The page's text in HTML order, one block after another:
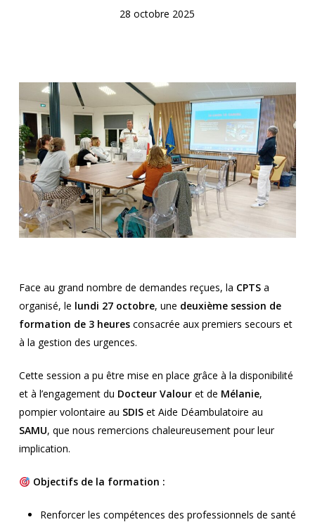
28 octobre 2025
Face au grand nombre de demandes reçues, la CPTSa
organisé, le lundi 27 octobre, une deuxième session de
formation de 3 heuresconsacrée aux premiers secours et
à la gestion des urgences.
Cette session a pu être mise en place grâce à la disponibilité
et à l’engagement du Docteur Valouret de Mélanie,
pompier volontaire au SDISet Aide Déambulatoire au
SAMU, que nous remercions chaleureusement pour leur
implication.
Objectifs de la formation :
Renforcer les compétences des professionnels de santé